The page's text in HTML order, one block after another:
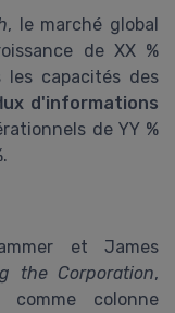
, le marché global
de XX %
capacités des
d'informations
de YY %
et James
the Corporation,
colonne